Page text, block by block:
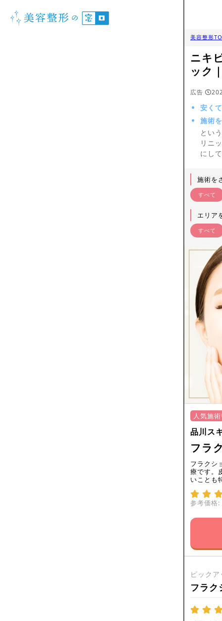
美容整形
ニキ
ック
広告
安く
施術
とい
リニ
にし
施術を
すべて
エリア
すべて
人気施術
品川ス
フラ
フラクシ
療です。
いことも
参考価格:
ピックア
フラク